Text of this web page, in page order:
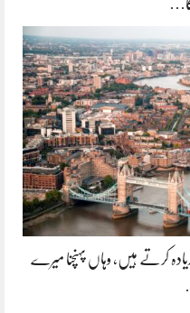
کرتے ہیں، وہاں پہنچنا میرے